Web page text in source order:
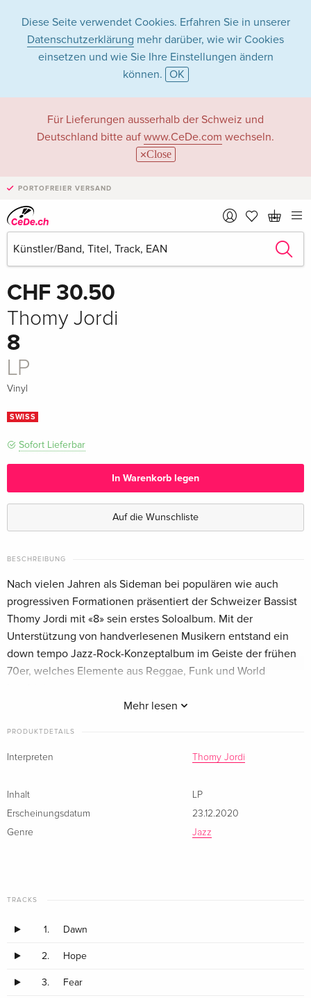
Diese Seite verwendet Cookies. Erfahren Sie in unserer
Datenschutzerklärung mehr darüber, wie wir Cookies
einsetzen und wie Sie Ihre Einstellungen ändern
können. OK
Für Lieferungen ausserhalb der Schweiz und
Deutschland bitte auf www.CeDe.com wechseln.
Close
PORTOFREIER VERSAND
CHF 30.50
Thomy Jordi
8
LP
Vinyl
SWISS
Sofort Lieferbar
In Warenkorb legen
Auf die Wunschliste
BESCHREIBUNG
Mehr lesen
Nach vielen Jahren als Sideman bei populären wie auch
progressiven Formationen präsentiert der Schweizer Bassist
Thomy Jordi mit «8» sein erstes Soloalbum. Mit der
Unterstützung von handverlesenen Musikern entstand ein
down tempo Jazz-Rock-Konzeptalbum im Geiste der frühen
70er, welches Elemente aus Reggae, Funk und World
Oberste Maxime ist das Bedürfnis nach Raum, nach Luft zum
Gelassenheit mit der die Geschichte "8" erzählt wird, machen
Tradition der grossen Wegbereiter Miles Davis, Joe Zawinul
und Herbie Hancock.
PRODUKTDETAILS
Interpreten Thomy Jordi
Inhalt
LP
Erscheinungsdatum
23.12.2020
Genre
Jazz
TRACKS
1. Dawn
2. Hope
3. Fear